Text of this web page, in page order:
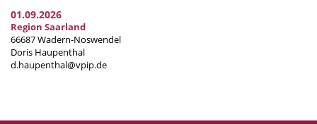
01.09.2026
Region Saarland
66687 Wadern-Noswendel
Doris Haupenthal
d.haupenthal@vpip.de